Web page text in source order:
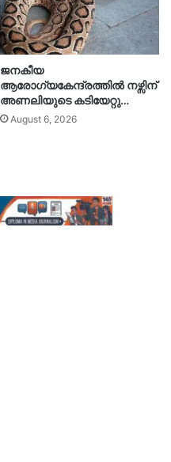
ജനകീയ
ആരോഗ്യകേന്ദ്രത്തിൽ നഴ്സിന്
അണലിയുടെ കടിയേറ്റു…
August 6, 2026